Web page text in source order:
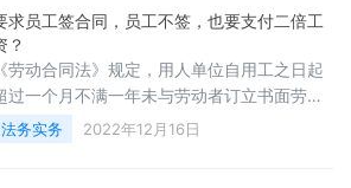
求员工签合同，员工不签，也要支付二倍工
？
《劳动合同法》规定，用人单位自用工之日起
过一个月不满一年未与劳动者订立书面劳动
同的，应当向劳动者每月支付二倍的工资。
么，是不是只要自用工之日起超过一个月未
法务实务 2022年12月16日